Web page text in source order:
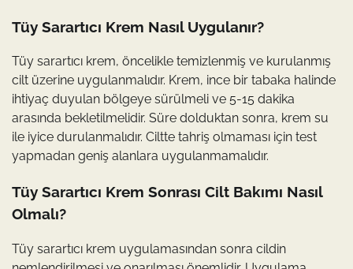
Tüy Sarartıcı Krem Nasıl Uygulanır?
Tüy sarartıcı krem, öncelikle temizlenmiş ve kurulanmış
cilt üzerine uygulanmalıdır. Krem, ince bir tabaka halinde
ihtiyaç duyulan bölgeye sürülmeli ve 5-15 dakika
arasında bekletilmelidir. Süre dolduktan sonra, krem su
ile iyice durulanmalıdır. Ciltte tahriş olmaması için test
yapmadan geniş alanlara uygulanmamalıdır.
Tüy Sarartıcı Krem Sonrası Cilt Bakımı Nasıl
Olmalı?
Tüy sarartıcı krem uygulamasından sonra cildin